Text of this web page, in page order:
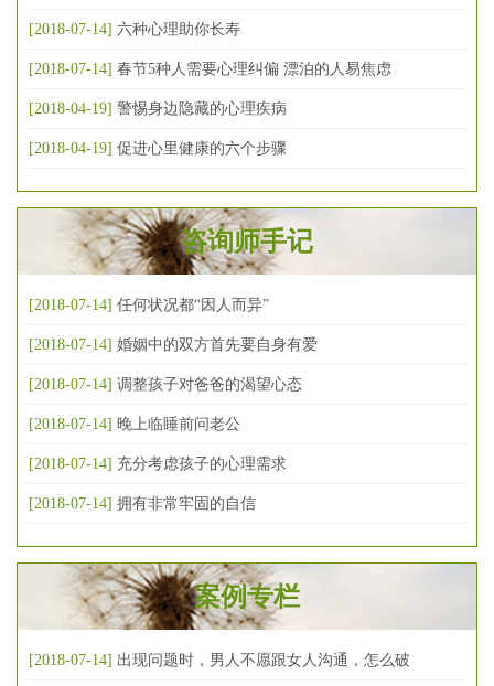
[2018-07-14] 六种心理助你长寿
[2018-07-14] 春节5种人需要心理纠偏 漂泊的人易焦虑
[2018-04-19] 警惕身边隐藏的心理疾病
[2018-04-19] 促进心里健康的六个步骤
咨询师手记
[2018-07-14] 任何状况都“因人而异”
[2018-07-14] 婚姻中的双方首先要自身有爱
[2018-07-14] 调整孩子对爸爸的渴望心态
[2018-07-14] 晚上临睡前问老公
[2018-07-14] 充分考虑孩子的心理需求
[2018-07-14] 拥有非常牢固的自信
案例专栏
[2018-07-14] 出现问题时，男人不愿跟女人沟通，怎么破